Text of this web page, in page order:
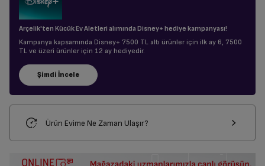
Arçelik'ten Kücük Ev Aletleri alımında Disney+ hediye kampanyası!
Kampanya kapsamında Disney+ 7500 TL altı ürünler için ilk ay 6, 7500
TL ve üzeri ürünler için 12 ay hediyedir.
Ürün Evime Ne Zaman Ulaşır?